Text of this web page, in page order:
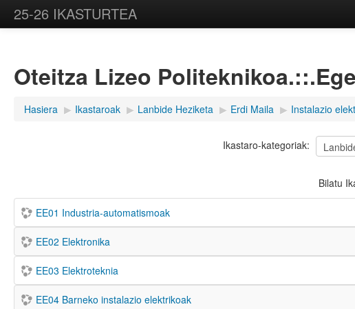
25-26 IKASTURTEA
Oteitza Lizeo
Hasiera ▶︎ Ikastaroak ▶︎ Lanbide Heziketa ▶︎ Erdi Maila ▶︎ Instalazio
Ikastaro-kategoriak:
Bilatu
EE01 Industria-automatismoak
EE02 Elektronika
EE03 Elektroteknia
EE04 Barneko instalazio elektrikoak